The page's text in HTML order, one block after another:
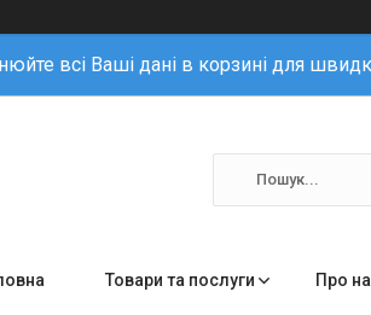
всі Ваші дані в корзині для
Товари та послуги Про